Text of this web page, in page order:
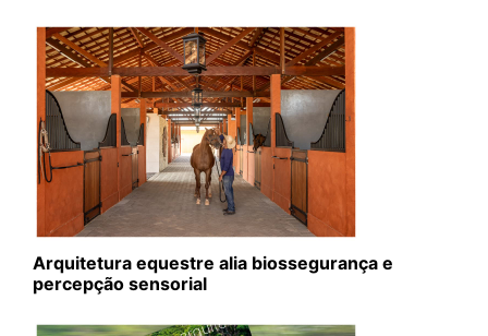
Arquitetura equestre alia biossegurança e
percepção sensorial